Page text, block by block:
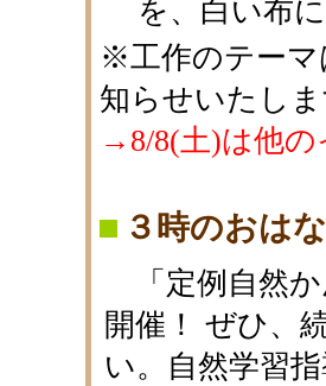
を、白い布
※工作のテーマ
知らせいたし
→8/8(土)は他の
３時のおは
「定例自然
開催！ ぜひ、
い。自然学習